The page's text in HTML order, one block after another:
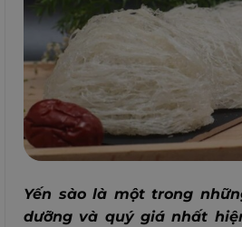
Yến sào là một trong
dưỡng và quý giá nhất